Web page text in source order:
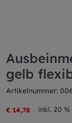
gelb
Artikelnummer:
€ 14,78 inkl. 20 %